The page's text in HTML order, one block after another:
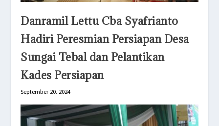
Danramil Lettu Cba Syafrianto
Hadiri Peresmian Persiapan Desa
Sungai Tebal dan Pelantikan
Kades Persiapan
September 20, 2024